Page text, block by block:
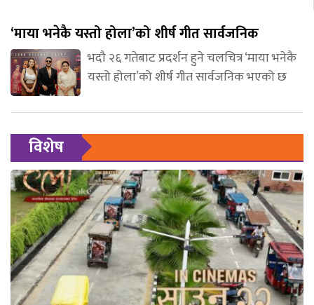
‘माया भनेकै यस्तो होला’को शीर्ष गीत सार्वजनिक
भदौ २६ गतेबाट प्रदर्शन हुने चलचित्र ‘माया भनेकै
यस्तो होला’को शीर्ष गीत सार्वजनिक भएको छ
विशेष